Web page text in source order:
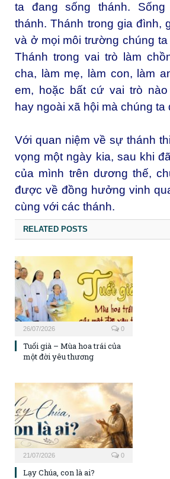
ta đang sống thánh.
thánh. Thánh trong gia đình,
và ở mọi môi trường chúng
Thánh trong vai trò làm
cha, làm mẹ, làm con, làm
em, hoặc bất cứ vai trò nào
hay ngoài xã hội mà chúng
Với quan niệm về sự thánh
vọng một ngày kia, sau khi
của mình trên dương thế,
được về đồng hưởng vinh
cùng với các thánh.
RELATED POSTS
26/07/2026 0
Tuổi già – Mùa hoa trái của
một đời yêu thương
21/07/2026 0
Lạy Chúa, con là ai?